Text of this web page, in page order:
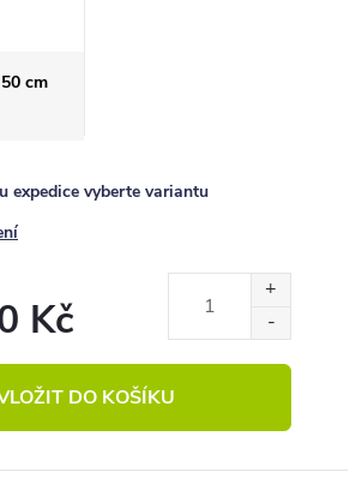
50 cm
expedice vyberte variantu
Kč
DO KOŠÍKU